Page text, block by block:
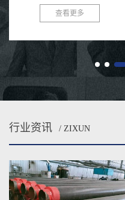
系统中，地埋供水用防腐螺旋钢管
以其卓越的性能和稳定的品质，赢
不...
查看更多
行业资讯 / ZIXUN